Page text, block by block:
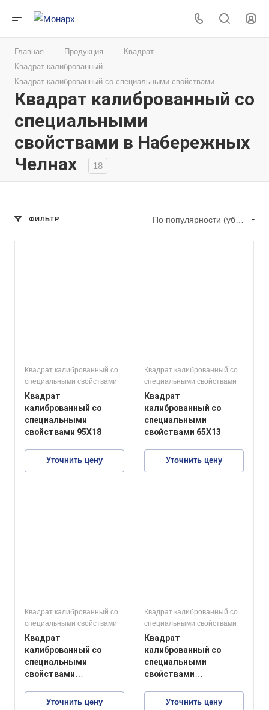
Главная — Продукция — Квадрат —
Квадрат калиброванный —
Квадрат калиброванный со специальными свойствами
Квадрат калиброванный со
специальными
свойствами в Набережных
Челнах
18
ФИЛЬТР
Квадрат калиброванный со
специальными свойствами
Квадрат
калиброванный со
специальными
свойствами 95Х18
Уточнить цену
Квадрат калиброванный со
специальными свойствами
Квадрат
калиброванный со
специальными
свойствами 65Х13
Уточнить цену
Квадрат калиброванный со
специальными свойствами
Квадрат
калиброванный со
специальными
свойствами
Уточнить цену
Квадрат калиброванный со
специальными свойствами
Квадрат
калиброванный со
специальными
свойствами
Уточнить цену